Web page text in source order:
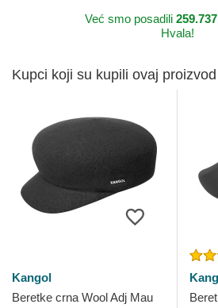
Već smo posadili 259.737
Hvala!
Kupci koji su kupili ovaj
Kangol
Beretke crna Wool Adj Mau